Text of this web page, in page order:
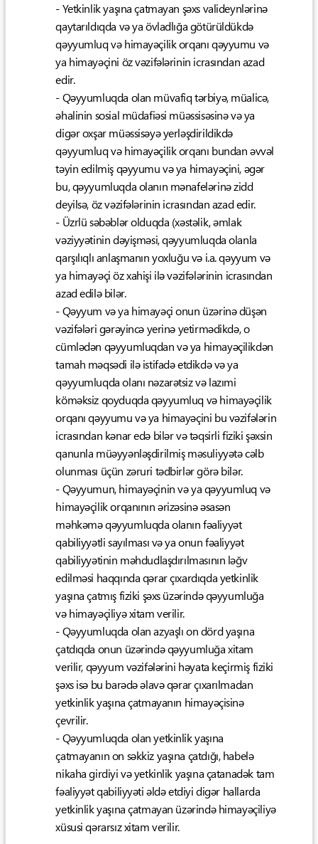
- Yetkinlik yaşına çatmayan şəxs valideynlərinə
qaytarıldıqda və ya övladlığa götürüldükdə
qəyyumluq və himayəçilik orqanı qəyyumu və
ya himayəçini öz vəzifələrinin icrasından azad
edir.
- Qəyyumluqda olan müvafiq tərbiyə, müalicə,
əhalinin sosial müdafiəsi müəssisəsinə və ya
digər oxşar müəssisəyə yerləşdirildikdə
qəyyumluq və himayəçilik orqanı bundan əvvəl
təyin edilmiş qəyyumu və ya himayəçini, əgər
bu, qəyyumluqda olanın mənafelərinə zidd
deyilsə, öz vəzifələrinin icrasından azad edir.
- Üzrlü səbəblər olduqda (xəstəlik, əmlak
vəziyyətinin dəyişməsi, qəyyumluqda olanla
qarşılıqlı anlaşmanın yoxluğu və i.a. qəyyum və
ya himayəçi öz xahişi ilə vəzifələrinin icrasından
azad edilə bilər.
- Qəyyum və ya himayəçi onun üzərinə düşən
vəzifələri gərəyincə yerinə yetirmədikdə, o
cümlədən qəyyumluqdan və ya himayəçilikdən
tamah məqsədi ilə istifadə etdikdə və ya
qəyyumluqda olanı nəzarətsiz və lazımi
köməksiz qoyduqda qəyyumluq və himayəçilik
orqanı qəyyumu və ya himayəçini bu vəzifələrin
icrasından kənar edə bilər və təqsirli fiziki şəxsin
qanunla müəyyənləşdirilmiş məsuliyyətə cəlb
olunması üçün zəruri tədbirlər görə bilər.
- Qəyyumun, himayəçinin və ya qəyyumluq və
himayəçilik orqanının ərizəsinə əsasən
məhkəmə qəyyumluqda olanın fəaliyyət
qabiliyyətli sayılması və ya onun fəaliyyət
qabiliyyətinin məhdudlaşdırılmasının ləğv
edilməsi haqqında qərar çıxardıqda yetkinlik
yaşına çatmış fiziki şəxs üzərində qəyyumluğa
və himayəçiliyə xitam verilir.
- Qəyyumluqda olan azyaşlı on dörd yaşına
çatdıqda onun üzərində qəyyumluğa xitam
verilir, qəyyum vəzifələrini həyata keçirmiş fiziki
şəxs isə bu barədə əlavə qərar çıxarılmadan
yetkinlik yaşına çatmayanın himayəçisinə
çevrilir.
- Qəyyumluqda olan yetkinlik yaşına
çatmayanın on səkkiz yaşına çatdığı, habelə
nikaha girdiyi və yetkinlik yaşına çatanadək tam
fəaliyyət qabiliyyəti əldə etdiyi digər hallarda
yetkinlik yaşına çatmayan üzərində himayəçiliyə
xüsusi qərarsız xitam verilir.